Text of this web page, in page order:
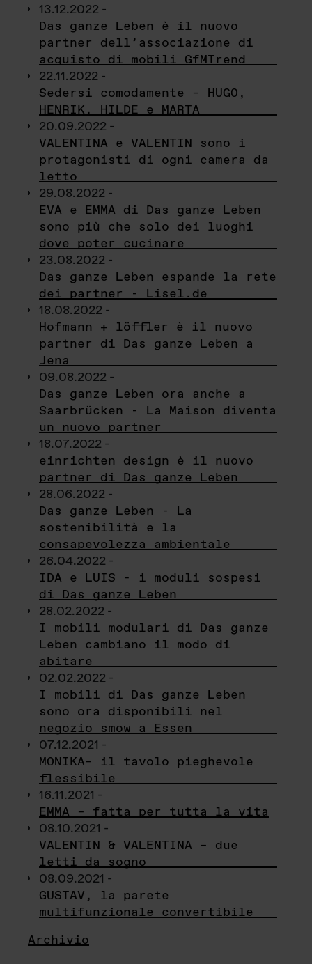
13.12.2022 -
Das ganze Leben è il nuovo
partner dell’associazione di
acquisto di mobili GfMTrend
22.11.2022 -
Sedersi comodamente – HUGO,
HENRIK, HILDE e MARTA
20.09.2022 -
VALENTINA e VALENTIN sono i
protagonisti di ogni camera da
letto
29.08.2022 -
EVA e EMMA di Das ganze Leben
sono più che solo dei luoghi
dove poter cucinare
23.08.2022 -
Das ganze Leben espande la rete
dei partner - Lisel.de
18.08.2022 -
Hofmann + löffler è il nuovo
partner di Das ganze Leben a
Jena
09.08.2022 -
Das ganze Leben ora anche a
Saarbrücken - La Maison diventa
un nuovo partner
18.07.2022 -
einrichten design è il nuovo
partner di Das ganze Leben
28.06.2022 -
Das ganze Leben - La
sostenibilità e la
consapevolezza ambientale
26.04.2022 -
IDA e LUIS - i moduli sospesi
di Das ganze Leben
28.02.2022 -
I mobili modulari di Das ganze
Leben cambiano il modo di
abitare
02.02.2022 -
I mobili di Das ganze Leben
sono ora disponibili nel
negozio smow a Essen
07.12.2021 -
MONIKA– il tavolo pieghevole
flessibile
16.11.2021 -
EMMA – fatta per tutta la vita
08.10.2021 -
VALENTIN & VALENTINA – due
letti da sogno
08.09.2021 -
GUSTAV, la parete
multifunzionale convertibile
Archivio